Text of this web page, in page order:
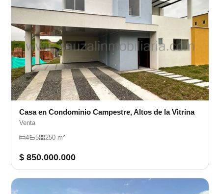
Casa en Condominio Campestre, Altos de la Vitrina
Venta
4 5 250 m²
$ 850.000.000